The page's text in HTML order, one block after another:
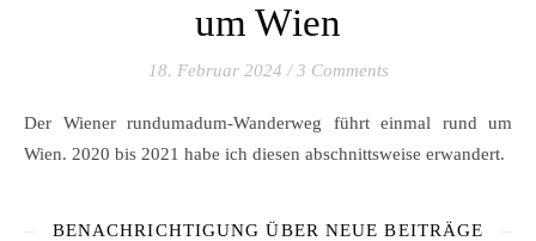
um Wien
18. Februar 2024 / 3 Comments
Der Wiener rundumadum-Wanderweg führt einmal rund um
Wien. 2020 bis 2021 habe ich diesen abschnittsweise erwandert.
BENACHRICHTIGUNG ÜBER NEUE BEITRÄGE